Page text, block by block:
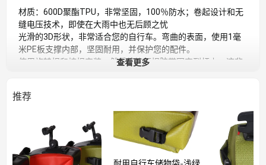
材质：600D聚酯TPU，非常坚固，100％防水；卷起设计和无
缝电压技术，即使在大雨中也无后顾之忧
光滑的3D形状，非常适合您的自行车。弯曲的表面，使用1毫
米PE板支撑内部，坚固耐用，并保护您的配件。
使用旋转扣和按扣安装，然后将钩环扣胶带固定到杆上，这非
安装：快速拆卸，无需任何工具，独特的手动安装，与其他普
通包装袋不同，无需安装工具（如六角扳手）。适用于折叠
车，山地车，公路车，旅行车等。
容量：1.2公升，尺寸：20 * 10 * 8厘米（长*宽*高），重量：
205克。全开，适合7.5英寸手机，骑行配件，眼镜，手套，工
具等。
查看更多
推荐